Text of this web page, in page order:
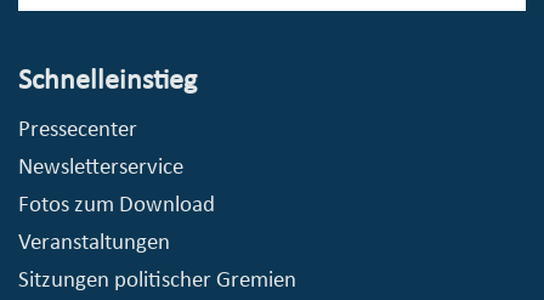
Schnelleinstieg
Pressecenter
Newsletterservice
Fotos zum Download
Veranstaltungen
Sitzungen politischer Gremien